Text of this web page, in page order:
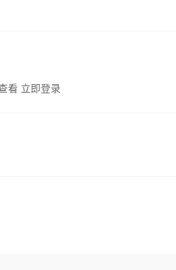
看 立即登录